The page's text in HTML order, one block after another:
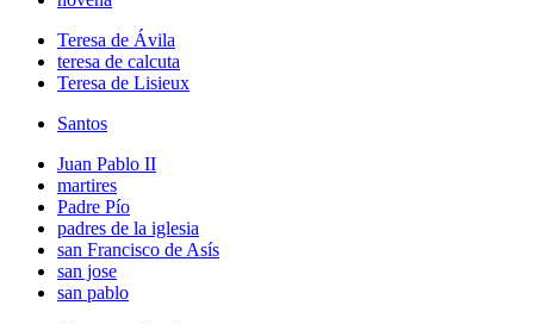
Teresa de Ávila
teresa de calcuta
Teresa de Lisieux
Santos
Juan Pablo II
martires
Padre Pío
padres de la iglesia
san Francisco de Asís
san jose
san pablo